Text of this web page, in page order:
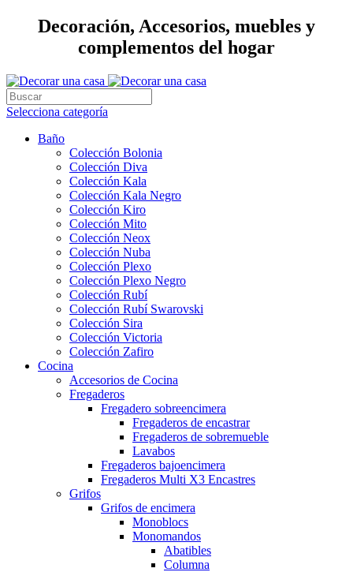
Decoración, Accesorios, muebles y
complementos del hogar
Selecciona categoría
Baño
Colección Bolonia
Colección Diva
Colección Kala
Colección Kala Negro
Colección Kiro
Colección Mito
Colección Neox
Colección Nuba
Colección Plexo
Colección Plexo Negro
Colección Rubí
Colección Rubí Swarovski
Colección Sira
Colección Victoria
Colección Zafiro
Cocina
Accesorios de Cocina
Fregaderos
Fregadero sobreencimera
Fregaderos de encastrar
Fregaderos de sobremueble
Lavabos
Fregaderos bajoencimera
Fregaderos Multi X3 Encastres
Grifos
Grifos de encimera
Monoblocs
Monomandos
Abatibles
Columna